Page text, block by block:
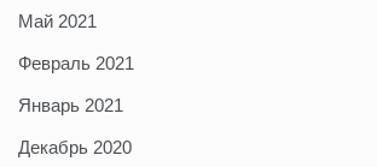
Май 2021
Февраль 2021
Январь 2021
Декабрь 2020